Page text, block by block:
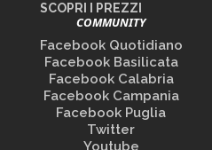
SCOPRI I PREZZI
COMMUNITY
Facebook Quotidiano
Facebook Basilicata
Facebook Calabria
Facebook Campania
Facebook Puglia
Twitter
Youtube